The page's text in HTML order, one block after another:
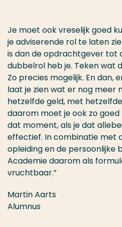
Je moet ook vreselijk goed
je adviserende rol te laten
is dan de opdrachtgever tot
dubbelrol heb je. Teken wat
Zo precies mogelijk. En dan,
laat je zien wat er nog meer
hetzelfde geld, met
daarom moet je ook zo
dat moment, als je dat
effectief. In combinatie met
opleiding en de persoonlijke
Academie daarom als
vruchtbaar.”
Martin Aarts
Alumnus